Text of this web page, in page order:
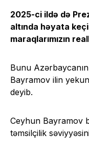
2025-ci ildə də
altında həyata
maraqlarımızın
Bunu
Bayramov ilin
deyib.
Ceyhun Bayramov
təmsilçilik